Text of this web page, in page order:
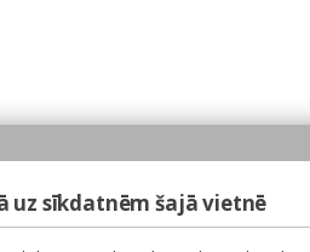
uz sīkdatnēm šajā vietnē